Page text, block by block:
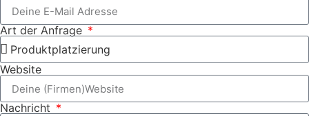
Art der Anfrage
Website
Nachricht